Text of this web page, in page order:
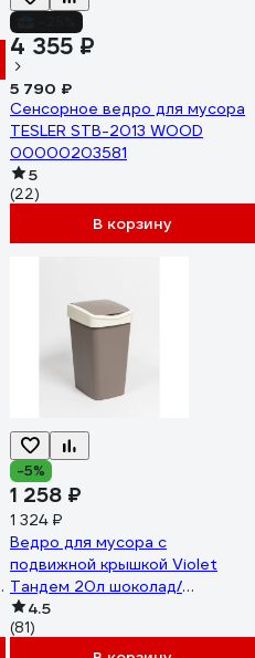
4 355 ₽
5 790 ₽
Сенсорное ведро для мусора
TESLER STB-2013 WOOD
00000203581
5
(22)
В корзину
-5%
1 258 ₽
1 324 ₽
Ведро для мусора с
подвижной крышкой Violet
Тандем 20л шоколад/
слон.кость 842022
4.5
(81)